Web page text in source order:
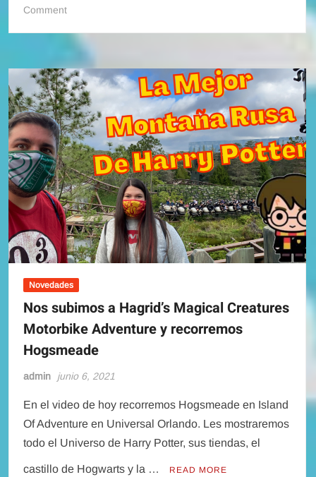
Commenton
Kingdom
2
–
Haunted
Mansion
y
Tomorrowland
Novedades
Nos subimos a Hagrid’s Magical Creatures
Motorbike Adventure y recorremos
Hogsmeade
admin junio 6, 2021
En el video de hoy recorremos Hogsmeade en Island
Of Adventure en Universal Orlando. Les mostraremos
todo el Universo de Harry Potter, sus tiendas, el
castillo de Hogwarts y la … READ MORE